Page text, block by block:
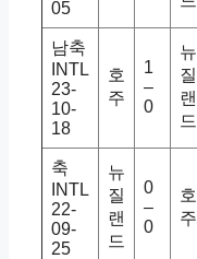
05
남축
INTL
23-
10-
18
호
주
1
–
0
뉴
질
랜
드
축
INTL
22-
09-
25
뉴
질
랜
드
0
–
0
호
주